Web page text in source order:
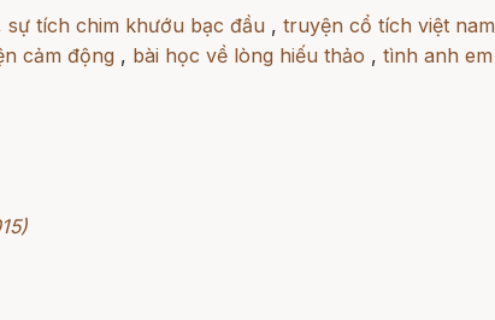
sự tích chim khướu bạc đầu , truyện cổ tích việt nam
cảm động , bài học về lòng hiếu thảo , tình anh em